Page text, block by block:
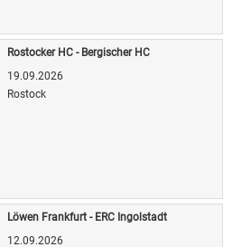
Rostocker HC - Bergischer HC
19.09.2026
Rostock
Löwen Frankfurt - ERC Ingolstadt
12.09.2026